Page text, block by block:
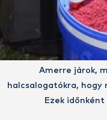
Amerre járok,
halcsalogatókra,
Ezek